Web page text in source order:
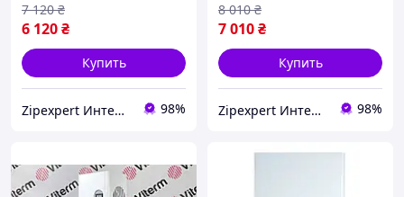
6 120₴
7 120 ₴
Купить
Zipexpert Интернет-магазин по продаже ювелирных украшений и всего еще 98%
7 010₴
8 010 ₴
Купить
Zipexpert Интернет-магазин по продаже ювелирных украшений и всего еще 98%